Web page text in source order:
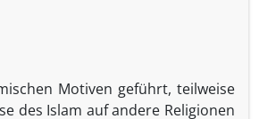
Motiven geführt, teilweise
des Islam auf andere Religionen